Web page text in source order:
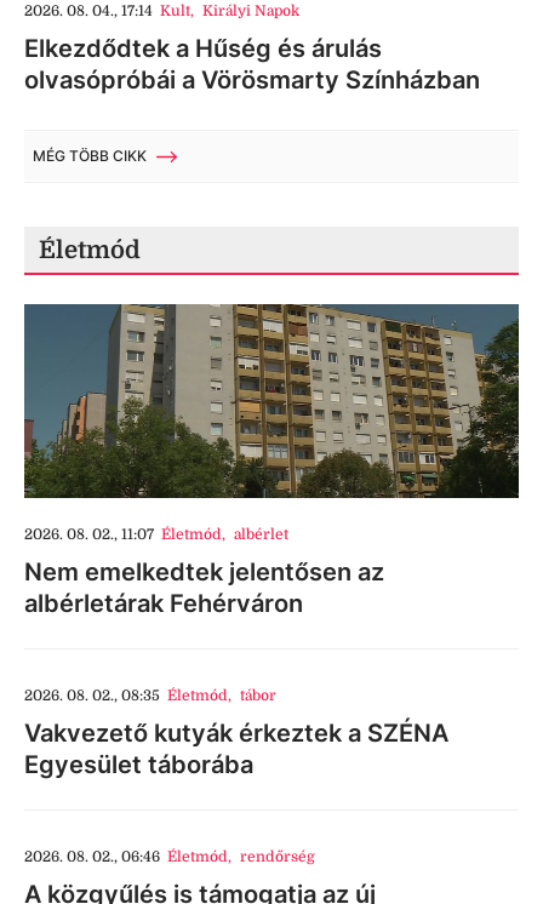
2026. 08. 04., 17:14 Kult, Királyi Napok
Elkezdődtek a Hűség és árulás
olvasópróbái a Vörösmarty Színházban
MÉG TÖBB CIKK
Életmód
2026. 08. 02., 11:07 Életmód, albérlet
Nem emelkedtek jelentősen az
albérletárak Fehérváron
2026. 08. 02., 08:35 Életmód, tábor
Vakvezető kutyák érkeztek a SZÉNA
Egyesület táborába
2026. 08. 02., 06:46 Életmód, rendőrség
A közgyűlés is támogatja az új